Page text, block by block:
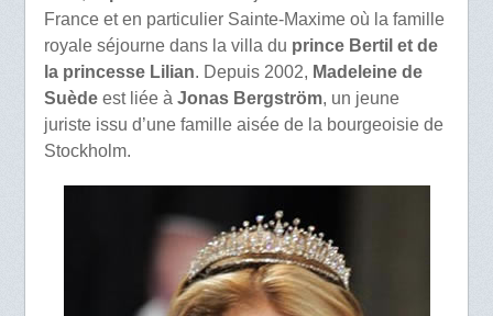
France et en particulier Sainte-Maxime où la famille
royale séjourne dans la villa du prince Bertil et de
la princesse Lilian. Depuis 2002, Madeleine de
Suèdeest liée à Jonas Bergström, un jeune
juriste issu d’une famille aisée de la bourgeoisie de
Stockholm.